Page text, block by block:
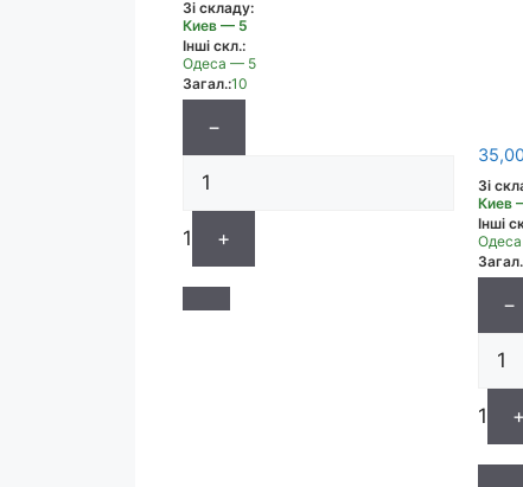
Зі складу:
Киев — 5
Інші скл.:
Одеса — 5
Загал.:10
−
1 +
Зі
Киев
Інші
−
1 +